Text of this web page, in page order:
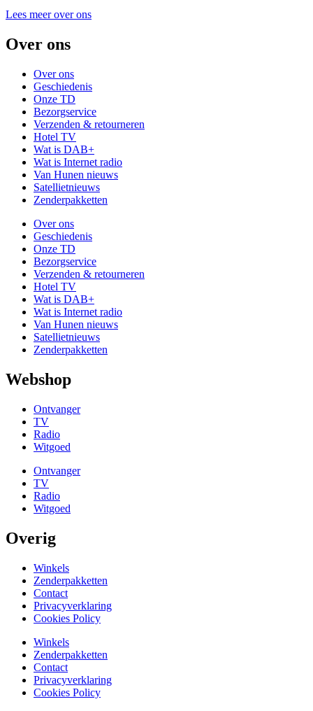
Lees meer over ons
Over ons
Over ons
Geschiedenis
Onze TD
Bezorgservice
Verzenden & retourneren
Hotel TV
Wat is DAB+
Wat is Internet radio
Van Hunen nieuws
Satellietnieuws
Zenderpakketten
Over ons
Geschiedenis
Onze TD
Bezorgservice
Verzenden & retourneren
Hotel TV
Wat is DAB+
Wat is Internet radio
Van Hunen nieuws
Satellietnieuws
Zenderpakketten
Webshop
Ontvanger
TV
Radio
Witgoed
Ontvanger
TV
Radio
Witgoed
Overig
Winkels
Zenderpakketten
Contact
Privacyverklaring
Cookies Policy
Winkels
Zenderpakketten
Contact
Privacyverklaring
Cookies Policy